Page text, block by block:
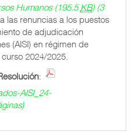
Humanos(195.5KB)(3
las renuncias a los puestos
de adjudicación
(AISI) en régimen de
2024/2025.
:
AISI_24-